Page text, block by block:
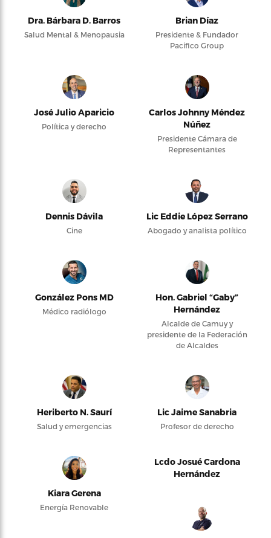
Dra. Bárbara D. Barros
Salud Mental & Menopausia
Brian Díaz
Presidente & Fundador
Pacifico Group
José Julio Aparicio
Política y derecho
Carlos Johnny Méndez
Núñez
Presidente Cámara de
Representantes
Dennis Dávila
Cine
Lic Eddie López Serrano
Abogado y analista político
González Pons MD
Médico radiólogo
Hon. Gabriel “Gaby”
Hernández
Alcalde de Camuy y
presidente de la Federación
de Alcaldes
Heriberto N. Saurí
Salud y emergencias
Lic Jaime Sanabria
Profesor de derecho
Kiara Gerena
Energía Renovable
Lcdo Josué Cardona
Hernández